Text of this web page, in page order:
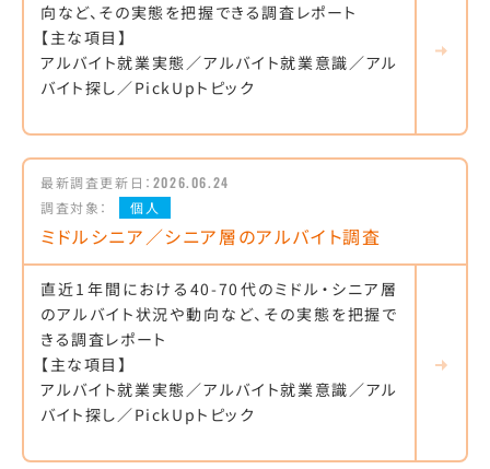
向など、その実態を把握できる調査レポート
【主な項目】
アルバイト就業実態／アルバイト就業意識／アル
バイト探し／PickUpトピック
最新調査更新日： 2026.06.24
調査対象：
個人
ミドルシニア／シニア層のアルバイト調査
直近1年間における40-70代のミドル・シニア層
のアルバイト状況や動向など、その実態を把握で
きる調査レポート
【主な項目】
アルバイト就業実態／アルバイト就業意識／アル
バイト探し／PickUpトピック